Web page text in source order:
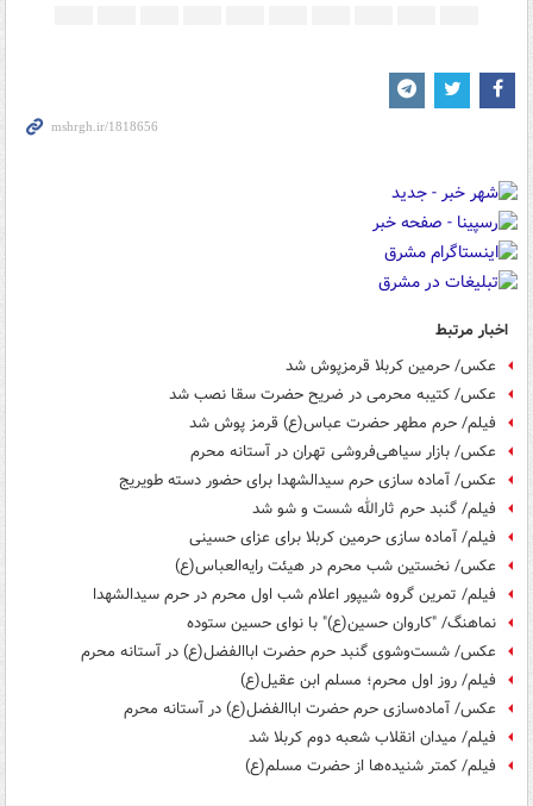
اخبار مرتبط
عکس/ حرمین کربلا قرمزپوش شد
عکس/ کتیبه محرمی در ضریح حضرت سقا نصب شد
فیلم/ حرم مطهر حضرت عباس(ع) قرمز پوش شد
عکس/ بازار سیاهی‌فروشی تهران در آستانه محرم
عکس/ آماده سازی حرم سیدالشهدا برای حضور دسته طویریج
فیلم/ گنبد حرم ثارالله شست و شو شد
فیلم/ آماده سازی حرمین کربلا برای عزای حسینی
عکس/ نخستین شب محرم در هیئت رایه‌العباس(ع)
فیلم/ تمرین گروه شیپور اعلام شب اول محرم در حرم سیدالشهدا
نماهنگ/ "کاروان حسین(ع)" با نوای حسین ستوده
عکس/ شست‌وشوی گنبد حرم حضرت اباالفضل(ع) در آستانه محرم
فیلم/ روز اول محرم؛ مسلم ابن عقیل(ع)
عکس/ آماده‌سازی حرم حضرت اباالفضل(ع) در آستانه محرم
فیلم/ میدان انقلاب شعبه دوم کربلا شد
فیلم/ کمتر شنیده‌ها از حضرت مسلم(ع)